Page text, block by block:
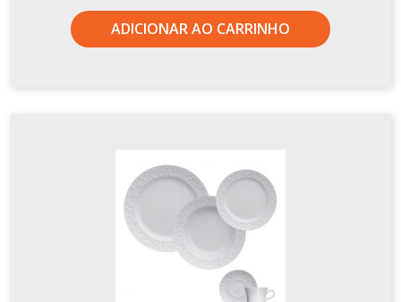
ADICIONAR AO CARRINHO